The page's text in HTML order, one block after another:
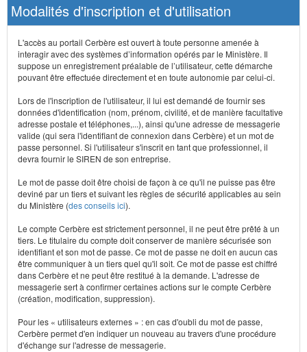
Modalités d'inscription et d'utilisation
L'accès au portail Cerbère est ouvert à toute personne amenée à
interagir avec des systèmes d’information opérés par le Ministère. Il
suppose un enregistrement préalable de l’utilisateur, cette démarche
pouvant être effectuée directement et en toute autonomie par celui-ci.
Lors de l'inscription de l'utilisateur, il lui est demandé de fournir ses
données d'identification (nom, prénom, civilité, et de manière facultative
adresse postale et téléphones,...), ainsi qu'une adresse de messagerie
valide (qui sera l'identifiant de connexion dans Cerbère) et un mot de
passe personnel. Si l'utilisateur s'inscrit en tant que professionnel, il
devra fournir le SIREN de son entreprise.
Le mot de passe doit être choisi de façon à ce qu'il ne puisse pas être
deviné par un tiers et suivant les règles de sécurité applicables au sein
du Ministère (des conseils ici).
Le compte Cerbère est strictement personnel, il ne peut être prêté à un
tiers. Le titulaire du compte doit conserver de manière sécurisée son
identifiant et son mot de passe. Ce mot de passe ne doit en aucun cas
être communiquer à un tiers quel qu'il soit. Ce mot de passe est chiffré
dans Cerbère et ne peut être restitué à la demande. L'adresse de
messagerie sert à confirmer certaines actions sur le compte Cerbère
(création, modification, suppression).
Pour les « utilisateurs externes » : en cas d'oubli du mot de passe,
Cerbère permet d'en indiquer un nouveau au travers d'une procédure
d'échange sur l'adresse de messagerie.